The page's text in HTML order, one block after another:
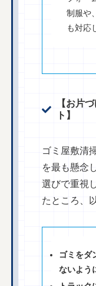
制服や
も対応
【お片
ト】
ゴミ屋敷清
を最も懸念
選びで重視
たところ、
ゴミをダ
ないよう